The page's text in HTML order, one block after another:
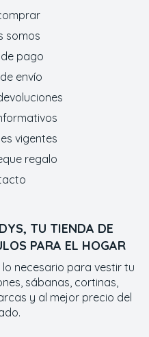
TU TIENDA DE
PARA EL HOGAR
necesario para vestir tu
sábanas, cortinas,
y al mejor precio del
somos
pago
envío
vigentes
regalo